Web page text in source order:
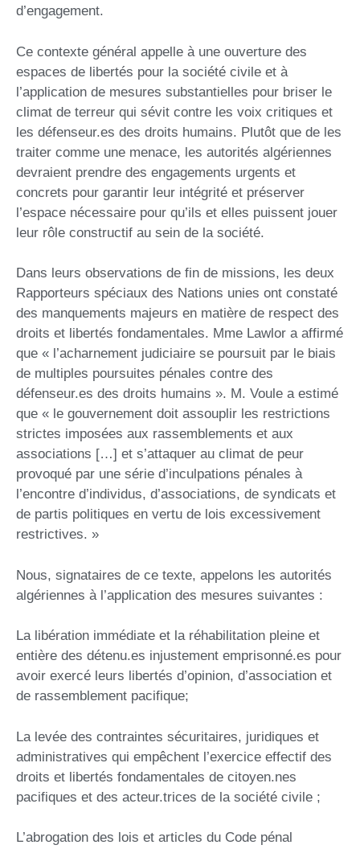
d’engagement.
Ce contexte général appelle à une ouverture des
espaces de libertés pour la société civile et à
l’application de mesures substantielles pour briser le
climat de terreur qui sévit contre les voix critiques et
les défenseur.es des droits humains. Plutôt que de les
traiter comme une menace, les autorités algériennes
devraient prendre des engagements urgents et
concrets pour garantir leur intégrité et préserver
l’espace nécessaire pour qu’ils et elles puissent jouer
leur rôle constructif au sein de la société.
Dans leurs observations de fin de missions, les deux
Rapporteurs spéciaux des Nations unies ont constaté
des manquements majeurs en matière de respect des
droits et libertés fondamentales. Mme Lawlor a affirmé
que « l’acharnement judiciaire se poursuit par le biais
de multiples poursuites pénales contre des
défenseur.es des droits humains ». M. Voule a estimé
que « le gouvernement doit assouplir les restrictions
strictes imposées aux rassemblements et aux
associations […] et s’attaquer au climat de peur
provoqué par une série d’inculpations pénales à
l’encontre d’individus, d’associations, de syndicats et
de partis politiques en vertu de lois excessivement
restrictives. »
Nous, signataires de ce texte, appelons les autorités
algériennes à l’application des mesures suivantes :
La libération immédiate et la réhabilitation pleine et
entière des détenu.es injustement emprisonné.es pour
avoir exercé leurs libertés d’opinion, d’association et
de rassemblement pacifique;
La levée des contraintes sécuritaires, juridiques et
administratives qui empêchent l’exercice effectif des
droits et libertés fondamentales de citoyen.nes
pacifiques et des acteur.trices de la société civile ;
L’abrogation des lois et articles du Code pénal